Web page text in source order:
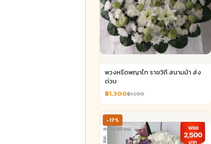
พวงหรีดพญาไท ราชวิถี สนามม้า ส่ง
ด่วน
฿1,300฿1,500
-17%